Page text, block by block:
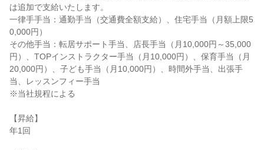
は追加で支給いたします。
一律手手当：通勤手当（交通費全額支給）、住宅手当（月額上限5
0,000円）
その他手当：転居サポート手当、店長手当（月10,000円～35,000
円）、TOPインストラクター手当（月10,000円）、保育手当（月
20,000円）、子ども手当（月10,000円）、時間外手当、出張手
当、レッスンフィー手当
※当社規程による
【昇給】
年1回